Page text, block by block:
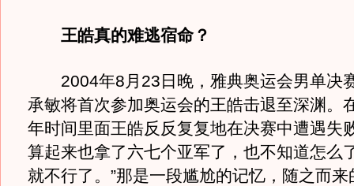
王皓真的难逃宿命？
2004年8月23日晚，雅典奥运会男单决
承敏将首次参加奥运会的王皓击退至深渊。
年时间里面王皓反反复复地在决赛中遭遇失
算起来也拿了六七个亚军了，也不知道怎么
就不行了。”那是一段尴尬的记忆，随之而